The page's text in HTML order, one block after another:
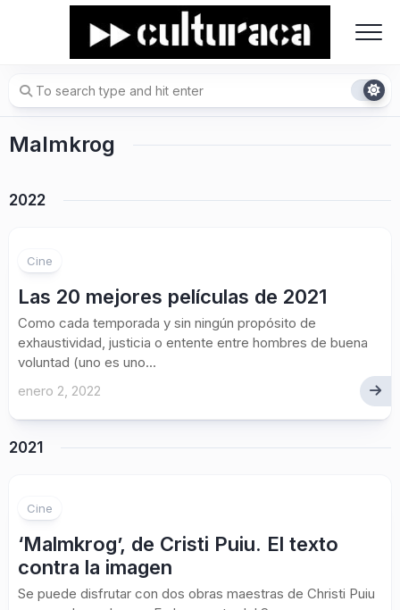
Malmkrog
2022
Cine
Las 20 mejores películas de 2021
Como cada temporada y sin ningún propósito de
exhaustividad, justicia o entente entre hombres de buena
voluntad (uno es uno...
enero 2, 2022
2021
Cine
‘Malmkrog’, de Cristi Puiu. El texto
contra la imagen
Se puede disfrutar con dos obras maestras de Christi Puiu